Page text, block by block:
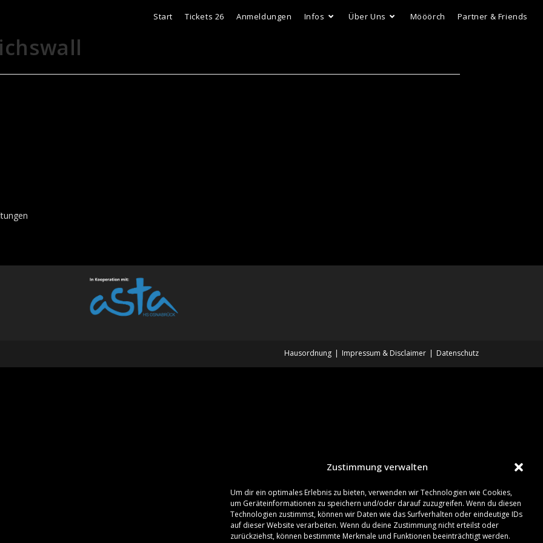
Zustimmung verwalten
Um dir ein optimales Erlebnis zu bieten, verwenden wir Technologien wie Cookies,
um Geräteinformationen zu speichern und/oder darauf zuzugreifen. Wenn du diesen
Technologien zustimmst, können wir Daten wie das Surfverhalten oder eindeutige IDs
auf dieser Website verarbeiten. Wenn du deine Zustimmung nicht erteilst oder
zurückziehst, können bestimmte Merkmale und Funktionen beeinträchtigt werden.
Start Tickets 26 Anmeldungen Infos Über Uns Mööörch Partner & Friends
Hausordnung Impressum & Disclaimer Datenschutz